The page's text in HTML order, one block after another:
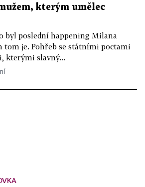
kterým umělec
byl poslední happening Milana
tom je. Pohřeb se státními poctami
kterými slavný...